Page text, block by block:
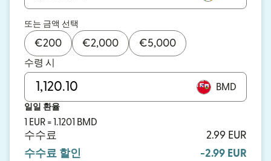
또는 금액 선택
€200 €2,000 €5,000
수령 시
BMD
일일 환율
1 EUR = 1.1201 BMD
수수료
2.99 EUR
수수료 할인
-2.99 EUR